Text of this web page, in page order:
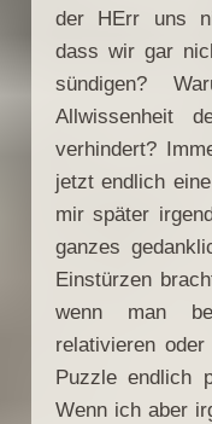
der HErr uns
dass wir gar
sündigen?
Allwissenheit
verhindert?
jetzt endlich
mir später
ganzes
Einstürzen
wenn man
relativieren
Puzzle endlich
Wenn ich aber